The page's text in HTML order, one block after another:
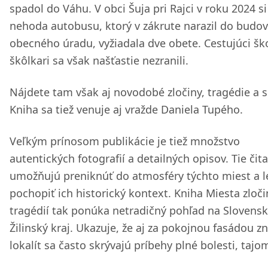
spadol do Váhu. V obci Šuja pri Rajci v roku 2024 si
nehoda autobusu, ktorý v zákrute narazil do
obecného úradu, vyžiadala dve obete. Cestujúci
škôlkari sa však našťastie nezranili.
Nájdete tam však aj novodobé zločiny, tragédie a
Kniha sa tiež venuje aj vražde Daniela Tupého.
Veľkým prínosom publikácie je tiež množstvo
autentických fotografií a detailných opisov. Tie
umožňujú preniknúť do atmosféry týchto miest a
pochopiť ich historický kontext. Kniha Miesta
tragédií tak ponúka netradičný pohľad na
Žilinský kraj. Ukazuje, že aj za pokojnou fasádou
lokalít sa často skrývajú príbehy plné bolesti,